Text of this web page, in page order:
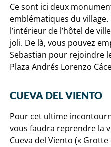
Ce sont ici deux
emblématiques du
l’intérieur de l’hôtel de
joli. De là, vous pouvez
Sebastian pour rejoindre
Plaza Andrés Lorenzo
CUEVA DEL VIENTO
Pour cet ultime
vous faudra reprendre la
Cueva del Viento («